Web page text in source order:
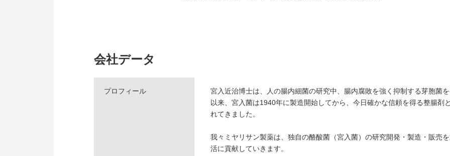
会社データ
プロフィール
宮入近治博士は、人の腸内細菌の研究中、腸内腐敗を強く抑制する芽胞菌
以来、宮入菌は1940年に製造開始してから、今日確かな信頼を得る整腸剤
れてきました。
我々ミヤリサン製薬は、独自の酪酸菌（宮入菌）の研究開発・製造・販売
活に貢献していきます。